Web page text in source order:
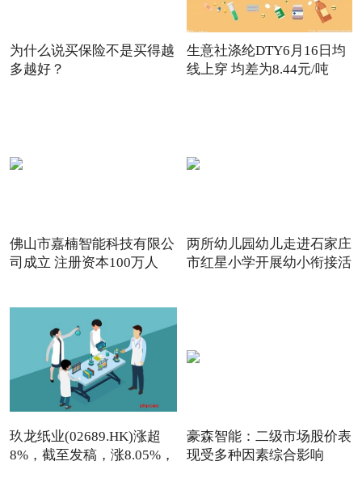
为什么说买保险不是买得越
多越好？
生意社涤纶DTY6月16日均
线上穿 均差为8.44元/吨
佛山市嘉楠智能科技有限公
司成立 注册资本100万人
两所幼儿园幼儿走进石家庄
市红星小学开展幼小衔接活
玖龙纸业(02689.HK)涨超
8%，截至发稿，涨8.05%，
豪森智能：二级市场股价表
现受多种因素综合影响